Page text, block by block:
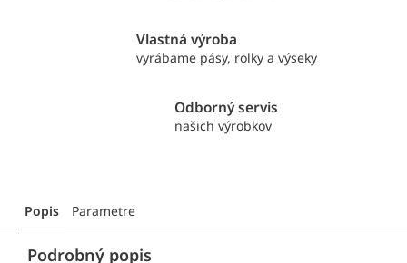
Vlastná výroba
vyrábame pásy, rolky a výseky
Odborný servis
našich výrobkov
Popis Parametre
Podrobný popis